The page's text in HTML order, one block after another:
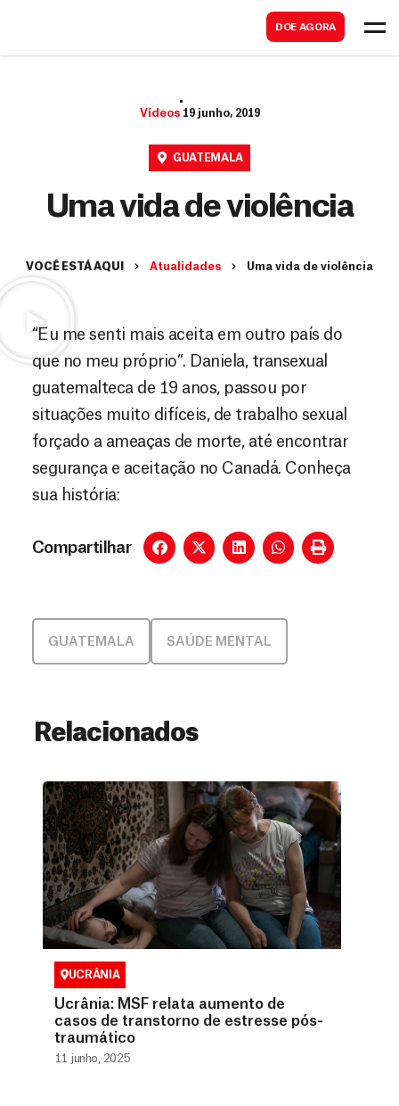
DOE AGORA
r
Vídeos 19 junho, 2019
GUATEMALA
Uma vida de violência
VOCÊ ESTÁ AQUI Atualidades Uma vida de violência
“Eu me senti mais aceita em outro país do
que no meu próprio”. Daniela, transexual
guatemalteca de 19 anos, passou por
situações muito difíceis, de trabalho sexual
forçado a ameaças de morte, até encontrar
segurança e aceitação no Canadá. Conheça
sua história:
Compartilhar
GUATEMALA SAÚDE MENTAL
Relacionados
UCRÂNIA
Ucrânia: MSF relata aumento de
casos de transtorno de estresse pós-
traumático
11 junho, 2025
a
r